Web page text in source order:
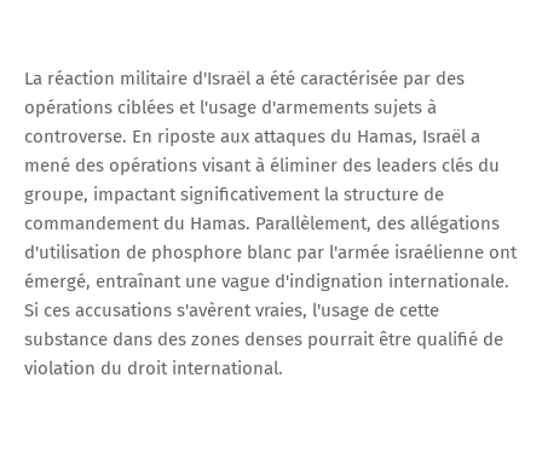
La réaction militaire d'Israël a été caractérisée par des
opérations ciblées et l'usage d'armements sujets à
controverse. En riposte aux attaques du Hamas, Israël a
mené des opérations visant à éliminer des leaders clés du
groupe, impactant significativement la structure de
commandement du Hamas. Parallèlement, des allégations
d'utilisation de phosphore blanc par l'armée israélienne ont
émergé, entraînant une vague d'indignation internationale.
Si ces accusations s'avèrent vraies, l'usage de cette
substance dans des zones denses pourrait être qualifié de
violation du droit international.